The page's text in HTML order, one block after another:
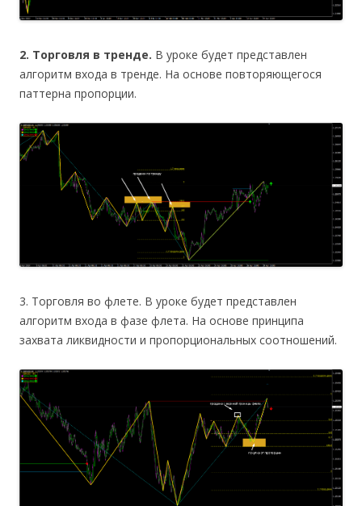
2. Торговля в тренде. В уроке будет представлен
алгоритм входа в тренде. На основе повторяющегося
паттерна пропорции.
3. Торговля во флете. В уроке будет представлен
алгоритм входа в фазе флета. На основе принципа
захвата ликвидности и пропорциональных соотношений.